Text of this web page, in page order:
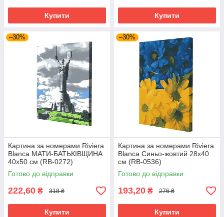
Купити Купити
–30%
Картина за номерами Riviera
Blanca МАТИ-БАТЬКІВЩИНА
40x50 см (RB-0272)
Готово до відправки
222,60 ₴ 318 ₴
Купити
–30%
Картина за номерами Riviera
Blanca Синьо-жовтий 28x40
см (RB-0536)
Готово до відправки
193,20 ₴ 276 ₴
Купити